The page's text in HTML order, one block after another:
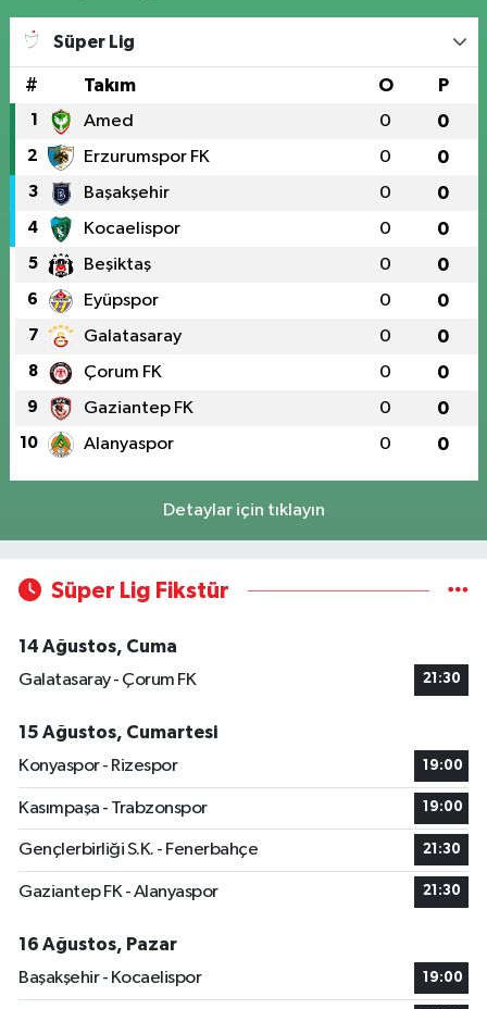
Süper Lig
# Takım O P
1 Amed 0 0
2 Erzurumspor FK 0 0
3 Başakşehir 0 0
4 Kocaelispor 0 0
5 Beşiktaş 0 0
6 Eyüpspor 0 0
7 Galatasaray 0 0
8 Çorum FK 0 0
9 Gaziantep FK 0 0
10 Alanyaspor 0 0
Detaylar için tıklayın
Süper Lig Fikstür
14 Ağustos, Cuma
Galatasaray - Çorum FK
21:30
15 Ağustos, Cumartesi
Konyaspor - Rizespor
19:00
Kasımpaşa - Trabzonspor 19:00
Gençlerbirliği S.K. - Fenerbahçe 21:30
Gaziantep FK - Alanyaspor 21:30
16 Ağustos, Pazar
Başakşehir - Kocaelispor
19:00